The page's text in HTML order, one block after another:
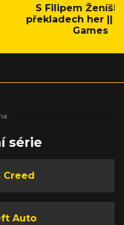
S Filipem
překladech her ||
Games
série
Creed
Auto